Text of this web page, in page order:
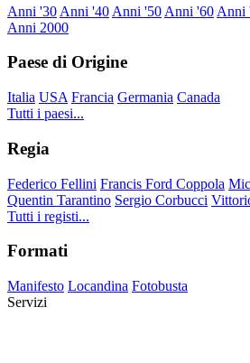
Anni '30 Anni '40 Anni '50 Anni '60 Anni
Anni 2000
Paese di Origine
Italia USA Francia Germania Canada
Tutti i paesi...
Regia
Federico Fellini Francis Ford Coppola
Quentin Tarantino Sergio Corbucci
Tutti i registi...
Formati
Manifesto Locandina Fotobusta
Servizi